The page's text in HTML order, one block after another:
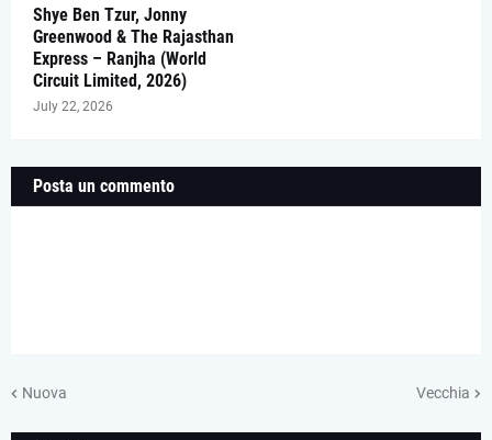
Shye Ben Tzur, Jonny
Greenwood & The Rajasthan
Express – Ranjha (World
Circuit Limited, 2026)
July 22, 2026
Posta un commento
Nuova Vecchia